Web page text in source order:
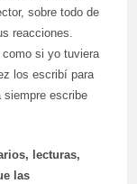
sobre todo de
reacciones.
si yo tuviera
los escribí para
siempre escribe
lecturas,
las